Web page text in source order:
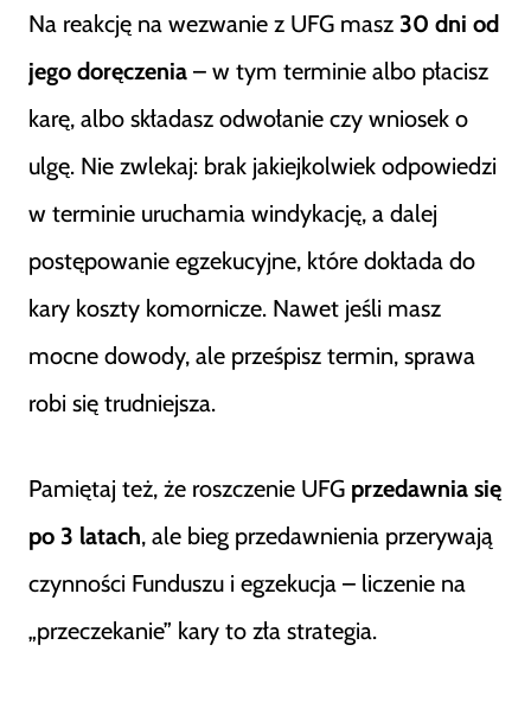
Na reakcję na wezwanie z UFG masz 30 dni od
jego doręczenia – w tym terminie albo płacisz
karę, albo składasz odwołanie czy wniosek o
ulgę. Nie zwlekaj: brak jakiejkolwiek odpowiedzi
w terminie uruchamia windykację, a dalej
postępowanie egzekucyjne, które dokłada do
kary koszty komornicze. Nawet jeśli masz
mocne dowody, ale prześpisz termin, sprawa
robi się trudniejsza.
Pamiętaj też, że roszczenie UFG przedawnia się
po 3 latach, ale bieg przedawnienia przerywają
czynności Funduszu i egzekucja – liczenie na
„przeczekanie” kary to zła strategia.